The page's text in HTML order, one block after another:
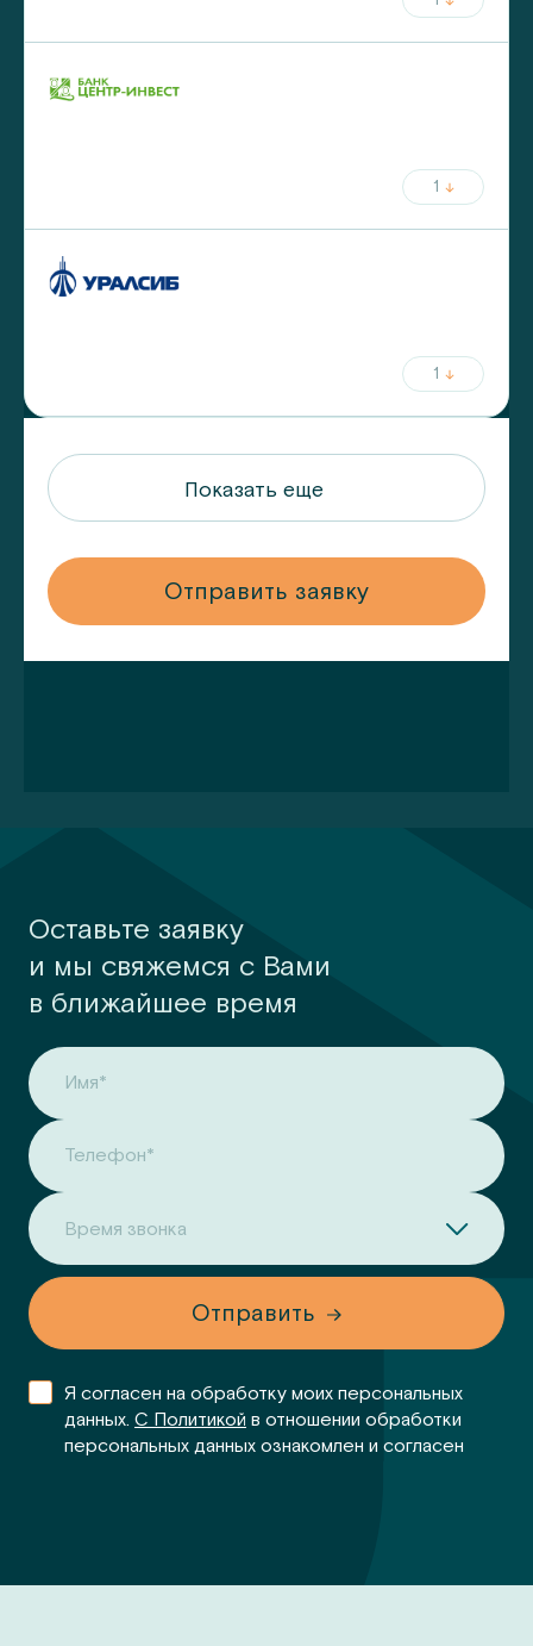
1
1
Показать еще
Отправить заявку
Оставьте заявку
и мы свяжемся с Вами
в ближайшее время
Имя*
Телефон*
Время звонка
Отправить
Я согласен на обработку моих персональных
данных. С Политикой в отношении обработки
персональных данных ознакомлен и согласен